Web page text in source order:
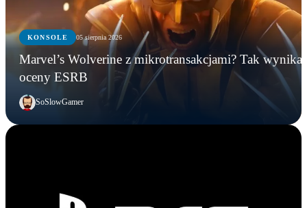
KONSOLE 05 sierpnia 2026
Marvel’s Wolverine z mikrotransakcjami? Tak wynika
oceny ESRB
SoSlowGamer